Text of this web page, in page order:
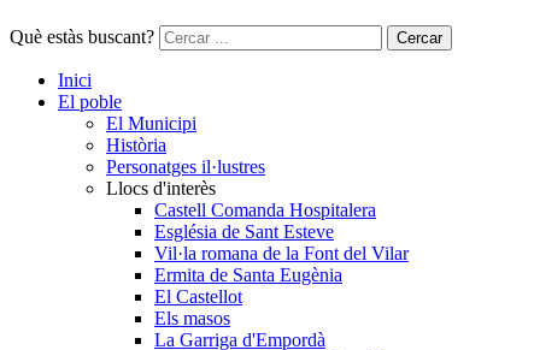
Què estàs buscant? Cercar
Inici
El poble
El Municipi
Història
Personatges il·lustres
Llocs d'interès
Castell Comanda Hospitalera
Església de Sant Esteve
Vil·la romana de la Font del Vilar
Ermita de Santa Eugènia
El Castellot
Els masos
La Garriga d'Empordà